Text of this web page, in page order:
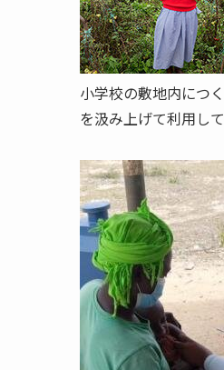
小学校の敷地内につ
を汲み上げて利用して